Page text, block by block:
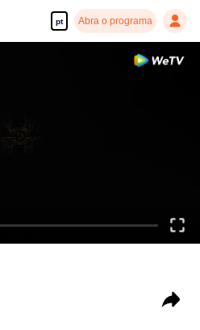
pt Abra o programa